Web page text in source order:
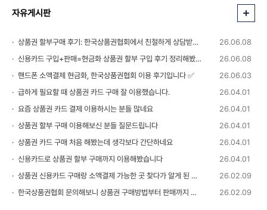
자유게시판
상품권 할부구매 후기: 한국상품권협회에서 친절하게 상담받았습니다 💬
26.06.08
신용카드 구입+판매=현금화 상품권 할부 구입 후기 정리해봤습니다
26.06.08
핸드폰 소액결제 현금화, 한국상품권협회 이용 후기입니다 ✅
26.06.03
급하게 필요할 때 상품권 카드 구매 잘 이용했습니다.
26.04.01
요즘 상품권 카드 결제 이용하시는 분들 많네요
26.04.01
상품권 할부 구매 이용해보신 분들 질문드립니다
26.04.01
상품권 카드 구매 처음 해봤는데 생각보다 간단하네요
26.04.01
신용카드로 상품권 할부 구매까지 이용해봤습니다
26.04.01
상품권 신용카드 구매랑 소액결제 가능한 곳 찾다가 알게 된 정보
26.02.09
한국상품권협회 문의해보니 상품권 구매방법부터 판매까지 안내 받을 수 있었습니다
26.02.09